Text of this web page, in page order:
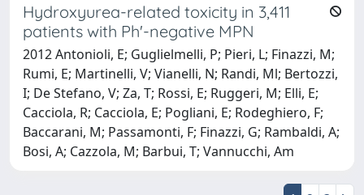
Hydroxyurea-related toxicity in 3,411
patients with Ph'-negative MPN
2012 Antonioli, E; Guglielmelli, P; Pieri, L; Finazzi, M;
Rumi, E; Martinelli, V; Vianelli, N; Randi, Ml; Bertozzi,
I; De Stefano, V; Za, T; Rossi, E; Ruggeri, M; Elli, E;
Cacciola, R; Cacciola, E; Pogliani, E; Rodeghiero, F;
Baccarani, M; Passamonti, F; Finazzi, G; Rambaldi, A;
Bosi, A; Cazzola, M; Barbui, T; Vannucchi, Am